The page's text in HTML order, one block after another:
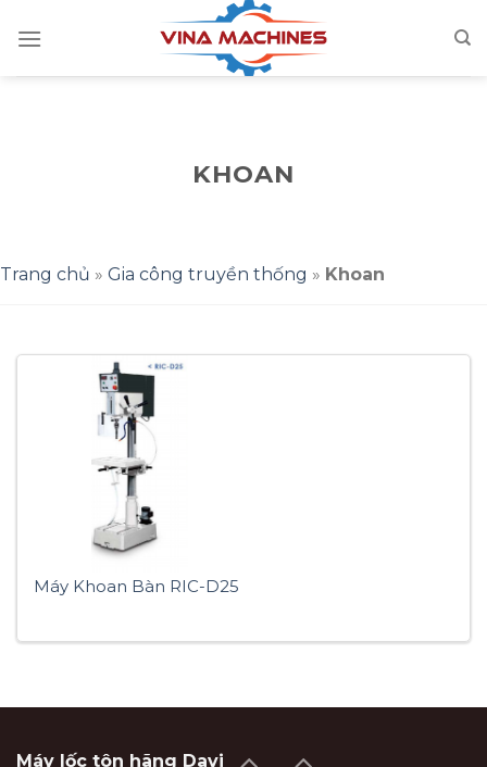
KHOAN
Trang chủ » Gia công truyền thống » Khoan
Máy Khoan Bàn RIC-D25
Máy lốc tôn hãng Davi